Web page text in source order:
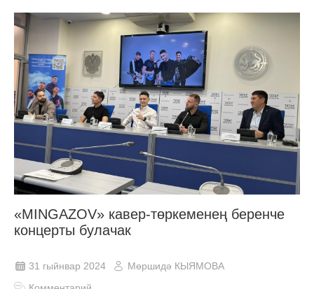
«MINGAZOV» кавер-төркеменең беренче
концерты булачак
31 гыйнвар 2024
Мөршидә КЫЯМОВА